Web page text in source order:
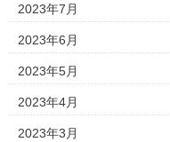
2023年7月
2023年6月
2023年5月
2023年4月
2023年3月